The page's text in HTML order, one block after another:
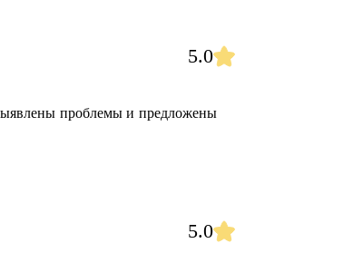
5.0
проблемы и предложены
5.0